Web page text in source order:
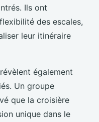
Ils ont
des escales,
leur itinéraire
révèlent également
Un groupe
que la croisière
unique dans le